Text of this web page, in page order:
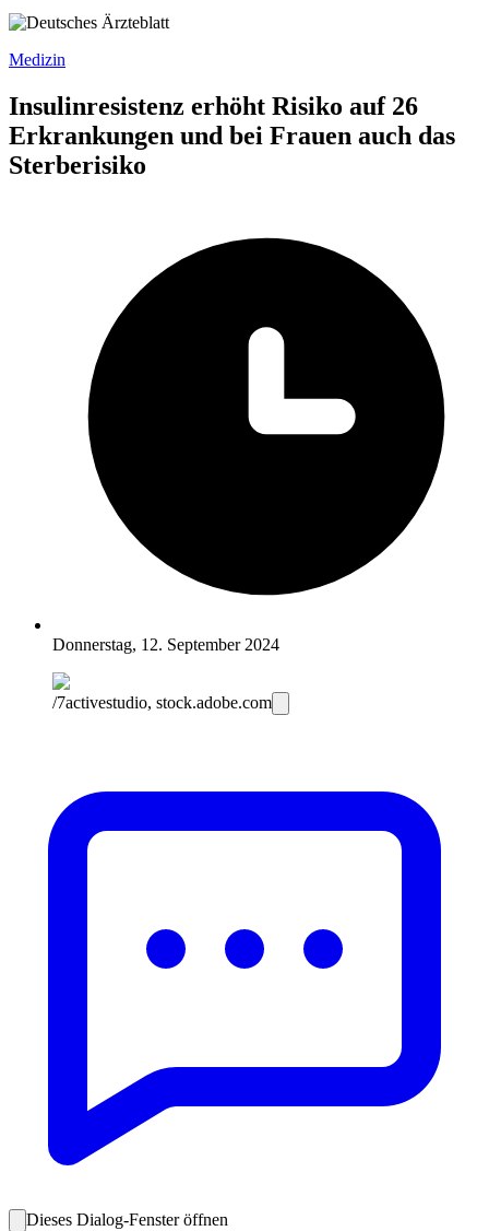
Medizin
Insulinresistenz erhöht Risiko auf 26
Erkrankungen und bei Frauen auch das
Sterberisiko
Donnerstag, 12. September 2024
/7activestudio, stock.adobe.com
Dieses Dialog-Fenster öffnen